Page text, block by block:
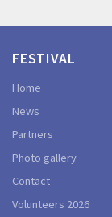
FESTIVAL
Home
News
Partners
Photo gallery
Contact
Volunteers 2026